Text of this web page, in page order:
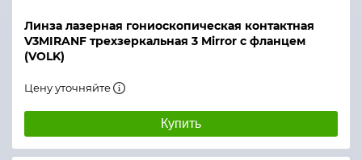
Линза лазерная гониоскопическая контактная
V3MIRANF трехзеркальная 3 Mirror с фланцем
(VOLK)
Цену уточняйте
Купить